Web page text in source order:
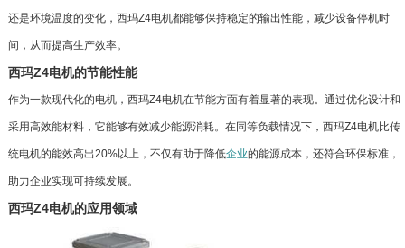
还是环境温度的变化，西玛Z4电机都能够保持稳定的输出性能，减少设备停机时
间，从而提高生产效率。
西玛Z4电机的节能性能
作为一款现代化的电机，西玛Z4电机在节能方面有着显著的表现。通过优化设计和
采用高效能材料，它能够有效减少能源消耗。在同等负载情况下，西玛Z4电机比传
统电机的能效高出20%以上，不仅有助于降低企业的能源成本，还符合环保标准，
助力企业实现可持续发展。
西玛Z4电机的应用领域